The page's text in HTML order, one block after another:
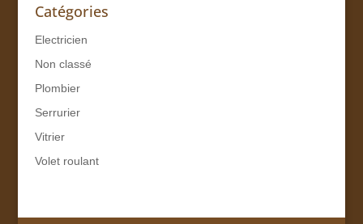
Catégories
Electricien
Non classé
Plombier
Serrurier
Vitrier
Volet roulant